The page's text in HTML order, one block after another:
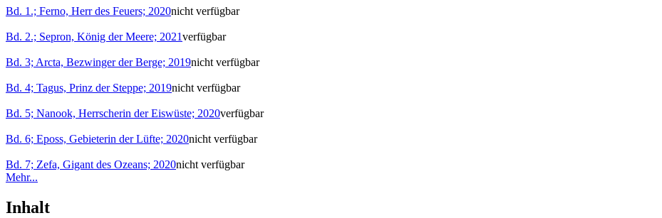
Bd. 1.; Ferno, Herr des Feuers; 2020nicht verfügbar
Bd. 2.; Sepron, König der Meere; 2021verfügbar
Bd. 3; Arcta, Bezwinger der Berge; 2019nicht verfügbar
Bd. 4; Tagus, Prinz der Steppe; 2019nicht verfügbar
Bd. 5; Nanook, Herrscherin der Eiswüste; 2020verfügbar
Bd. 6; Eposs, Gebieterin der Lüfte; 2020nicht verfügbar
Bd. 7; Zefa, Gigant des Ozeans; 2020nicht verfügbar
Mehr...
Inhalt